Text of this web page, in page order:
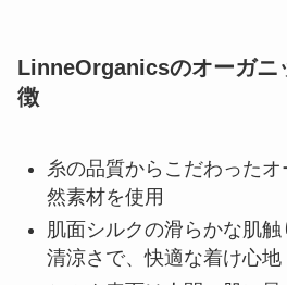
LinneOrganicsのオーガニ
徴
糸の品質からこだわった
然素材を使用
肌面シルクの滑らかな肌
清涼さで、快適な着け心地